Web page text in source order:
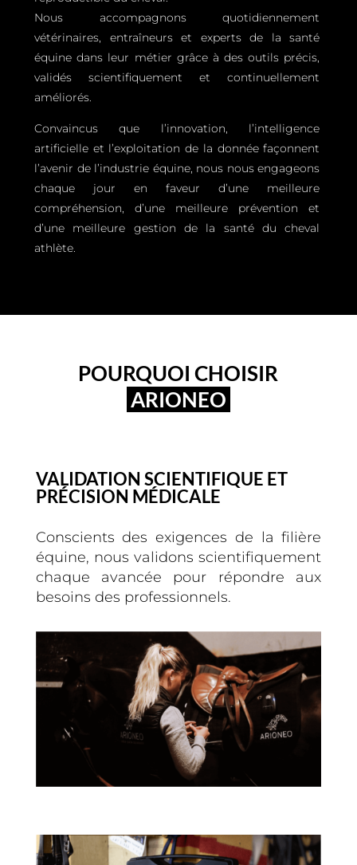
Nous accompagnons quotidiennement
vétérinaires, entraîneurs et experts de la santé
équine dans leur métier grâce à des outils précis,
validés scientifiquement et continuellement
améliorés.
Convaincus que l’innovation, l’intelligence
artificielle et l’exploitation de la donnée façonnent
l’avenir de l’industrie équine, nous nous engageons
chaque jour en faveur d’une meilleure
compréhension, d’une meilleure prévention et
d’une meilleure gestion de la santé du cheval
athlète.
POURQUOI CHOISIR
ARIONEO
VALIDATION SCIENTIFIQUE ET
PRÉCISION MÉDICALE
Conscients des exigences de la filière
équine, nous validons scientifiquement
chaque avancée pour répondre aux
besoins des professionnels.